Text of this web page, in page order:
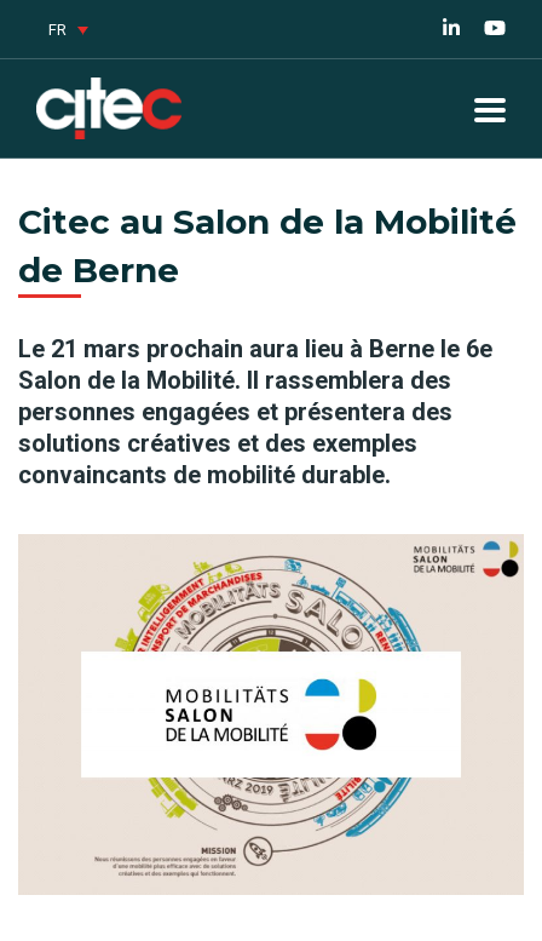
FR
Citec au Salon de la Mobilité
de Berne
Le 21 mars prochain aura lieu à Berne le 6e
Salon de la Mobilité. Il rassemblera des
personnes engagées et présentera des
solutions créatives et des exemples
convaincants de mobilité durable.